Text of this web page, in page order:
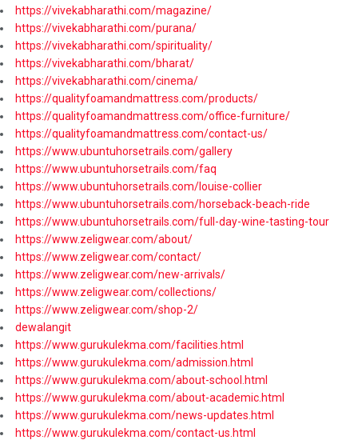
https://vivekabharathi.com/magazine/
https://vivekabharathi.com/purana/
https://vivekabharathi.com/spirituality/
https://vivekabharathi.com/bharat/
https://vivekabharathi.com/cinema/
https://qualityfoamandmattress.com/products/
https://qualityfoamandmattress.com/office-furniture/
https://qualityfoamandmattress.com/contact-us/
https://www.ubuntuhorsetrails.com/gallery
https://www.ubuntuhorsetrails.com/faq
https://www.ubuntuhorsetrails.com/louise-collier
https://www.ubuntuhorsetrails.com/horseback-beach-ride
https://www.ubuntuhorsetrails.com/full-day-wine-tasting-tour
https://www.zeligwear.com/about/
https://www.zeligwear.com/contact/
https://www.zeligwear.com/new-arrivals/
https://www.zeligwear.com/collections/
https://www.zeligwear.com/shop-2/
dewalangit
https://www.gurukulekma.com/facilities.html
https://www.gurukulekma.com/admission.html
https://www.gurukulekma.com/about-school.html
https://www.gurukulekma.com/about-academic.html
https://www.gurukulekma.com/news-updates.html
https://www.gurukulekma.com/contact-us.html